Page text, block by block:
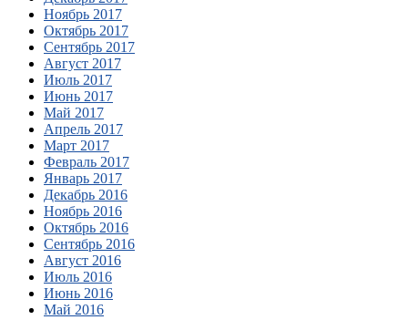
Ноябрь 2017
Октябрь 2017
Сентябрь 2017
Август 2017
Июль 2017
Июнь 2017
Май 2017
Апрель 2017
Март 2017
Февраль 2017
Январь 2017
Декабрь 2016
Ноябрь 2016
Октябрь 2016
Сентябрь 2016
Август 2016
Июль 2016
Июнь 2016
Май 2016